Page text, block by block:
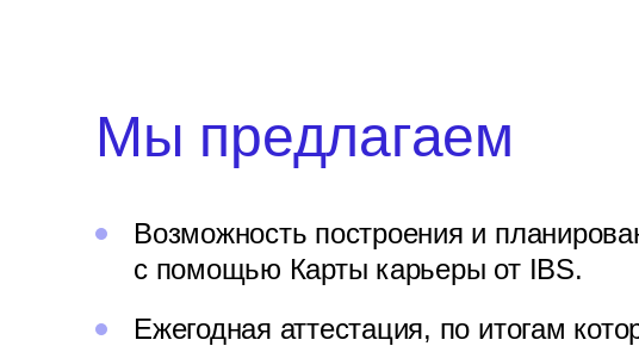
Мы предлагаем
Возможность построения и
с помощью Карты карьеры от IBS.
Ежегодная аттестация, по итогам